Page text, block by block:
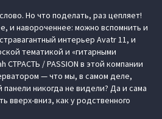
Но что поделать, раз цепляет!
и навороченнее: можно вспомнить и
интерьер Avatr 11, и
тематикой и «гитарными
СТРАСТЬ / PASSION в этой компании
— что мы, в самом деле,
никогда не видели? Да и сама
вверх-вниз, как у родственного